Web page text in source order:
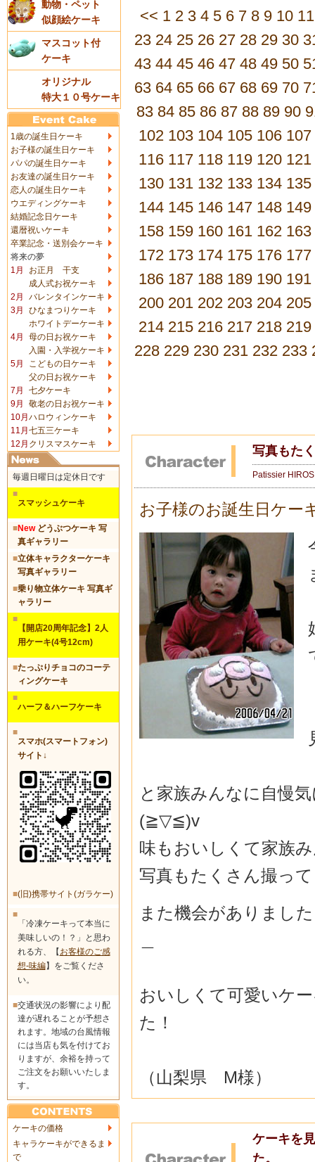
動物・ペット
似顔絵ケーキ
マスコット付
ケーキ
オリジナル
特大１０号ケーキ
1歳の誕生日ケーキ
お子様の誕生日ケーキ
パパの誕生日ケーキ
お友達の誕生日ケーキ
恋人の誕生日ケーキ
ウエディングケーキ
結婚記念日ケーキ
還暦祝いケーキ
卒業記念・送別会ケーキ
将来の夢
1月
お正月 干支
成人式お祝ケーキ
2月
バレンタインケーキ
3月
ひなまつりケーキ
ホワイトデーケーキ
4月
母の日お祝ケーキ
入園・入学祝ケーキ
5月
こどもの日ケーキ
父の日お祝ケーキ
7月
七夕ケーキ
9月
敬老の日お祝ケーキ
10月 ハロウィンケーキ
11月 七五三ケーキ
12月 クリスマスケーキ
毎週日曜日は定休日です
■
スマッシュケーキ
■Newどうぶつケーキ 写
真ギャラリー
■立体キャラクターケーキ
写真ギャラリー
■乗り物立体ケーキ 写真ギ
ャラリー
■
【開店20周年記念】2人
用ケーキ(4号12cm)
■たっぷりチョコのコーテ
ィングケーキ
■
ハーフ＆ハーフケーキ
■
スマホ(スマートフォン)
サイト↓
■(旧)携帯サイト(ガラケー)
■
「冷凍ケーキって本当に
美味しいの！？」と思わ
れる方、【 お客様のご感
想-味編】をご覧くださ
い。
■交通状況の影響により配
達が遅れることが予想さ
れます。地域の台風情報
には当店も気を付けてお
りますが、余裕を持って
ご注文をお願いいたしま
す。
ケーキの価格
キャラケーキができるま
で
<< 1 2 3 4 5 6 7 8 9 10 11
23 24 25 26 27 28 29 30
43 44 45 46 47 48 49 50
63 64 65 66 67 68 69 70
83 84 85 86 87 88 89 90
102 103 104 105 106 107
116 117 118 119 120 121
130 131 132 133 134 135
144 145 146 147 148 149
158 159 160 161 162 163
172 173 174 175 176 177
186 187 188 189 190 191
200 201 202 203 204 205
214 215 216 217 218 219
228 229 230 231 232 233
写真もた
Patissier
お子様のお誕生日ケー
と家族みんなに自慢
(≧▽≦)v
味もおいしくて家族
写真もたくさん撮っ
また機会がありまし
おいしくて可愛いケ
た！
（山梨県 M様）
ケーキを
た。